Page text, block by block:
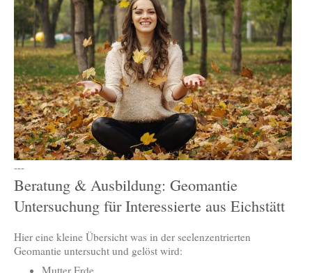
---
Beratung & Ausbildung: Geomantie
Untersuchung für Interessierte aus Eichstätt
Hier eine kleine Übersicht was in der seelenzentrierten
Geomantie untersucht und gelöst wird: